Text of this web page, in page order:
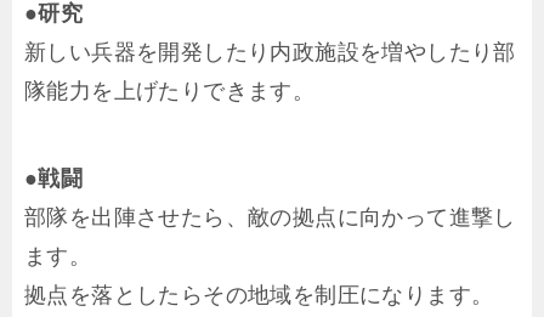
●研究
新しい兵器を開発したり内政施設を増やしたり部
隊能力を上げたりできます。
●戦闘
部隊を出陣させたら、敵の拠点に向かって進撃し
ます。
拠点を落としたらその地域を制圧になります。